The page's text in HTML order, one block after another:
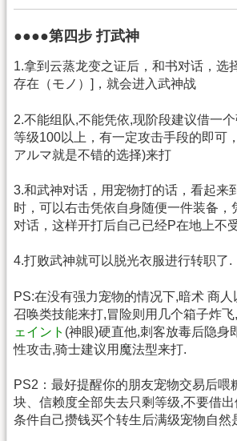
●●●●第四步 打武神
1.拿到云蒸龙变之证后，和书对话，选
存在（モノ）]，就会进入武神战
2.不能组队,不能凭依,现阶段建议借一个
等级100以上，有一定攻击手段的即可
アルマ就是不错的选择)来打
3.和武神对话，用宠物打的话，看起来
时，可以右击凭依自身随便一件装备，
对话，这样开打后自己已经P在地上不
4.打败武神就可以脱光衣服进行转职了.
PS:在没有强力宠物的情况下,暗术 商人
召唤类技能来打,冒险则用几个箱子炸
ェイント (神眼)硬直他,刺客放毒后隐身
性攻击,骑士建议用魔法型来打.
PS2：最好提醒你的朋友宠物交易后喂
块、信赖度全部失去只剩等级,不要借
条件自己攒钱买个转生后满级宠物自然